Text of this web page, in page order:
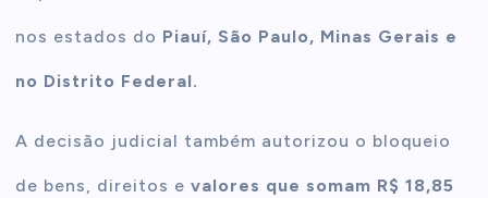
nos estados do Piauí, São Paulo, Minas Gerais e
no Distrito Federal.
A decisão judicial também autorizou o bloqueio
de bens, direitos e valores que somam R$ 18,85